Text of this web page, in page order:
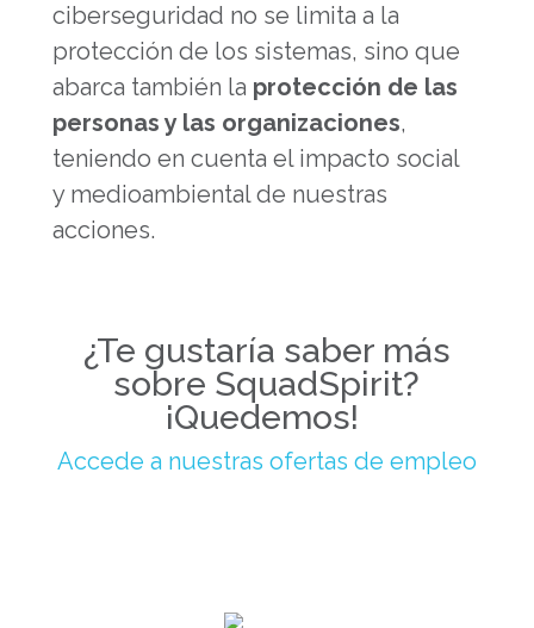
ciberseguridad no se limita a la
protección de los sistemas, sino que
abarca también la protección de las
personas y las organizaciones,
teniendo en cuenta el impacto social
y medioambiental de nuestras
acciones.
¿Te gustaría saber más
sobre SquadSpirit?
¡Quedemos!
Accede a nuestras ofertas de empleo